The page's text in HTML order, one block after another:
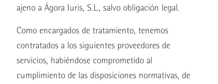
ajeno a Ágora Iuris, S.L., salvo obligación legal.
Como encargados de tratamiento, tenemos
contratados a los siguientes proveedores de
servicios, habiéndose comprometido al
cumplimiento de las disposiciones normativas, de